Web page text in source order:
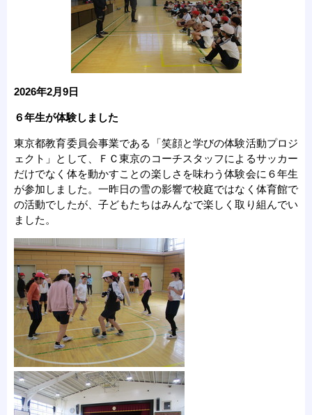
2026年2月9日
６年生が体験しました
東京都教育委員会事業である「笑顔と学びの体験活動プロジ
ェクト」として、ＦＣ東京のコーチスタッフによるサッカー
だけでなく体を動かすことの楽しさを味わう体験会に６年生
が参加しました。一昨日の雪の影響で校庭ではなく体育館で
の活動でしたが、子どもたちはみんなで楽しく取り組んでい
ました。